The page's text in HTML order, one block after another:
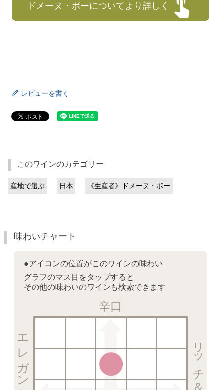
ドメーヌ・ボーについてより詳しく
レビューを書く
このワインのカテゴリー
産地で選ぶ 日本 《生産者》ドメーヌ・ボー
味わいチャート
●アイコンの位置がこのワインの味わい
グラフのマス目をタップすると
その他の味わいのワインも検索できます
辛口